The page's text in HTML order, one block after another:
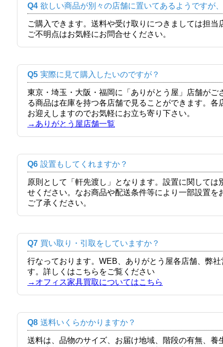
Q4 欲しい商品が別々の店舗に置いてあるようですが
ご購入できます。送料や受け取りにつきましては担
ご不明点はお気軽にお問合せください。
Q5 実際に見て購入したいのですが？
東京・埼玉・大阪・福岡に「ありがとう屋」店舗が
る商品は在庫を持つ各店舗で見ることができます。
お迎えしますのでお気軽にお立ち寄り下さい。
→ありがとう屋店舗一覧
Q6 設置もしてくれますか？
原則として「軒先渡し」となります。設置に関して
せください。なお商品や配送条件等により一部設置
ご了承ください。
Q7 買い取り・引取をしていますか？
行なっております。WEB、ありがとう屋各店舗、弊
す。詳しくはこちらをご覧ください
→オフィス家具買取についてはこちら
Q8 送料いくらかかりますか？
送料は、品物のサイズ、お届け地域、階段の有無、